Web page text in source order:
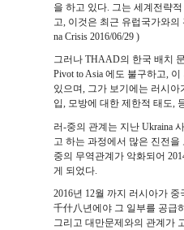
을 하고 있다. 그는 세계전략
고
이것은 최근 유럽국가와
na Crisis 2016/06/29 )
그러나 THAAD의 한국 배치
Pivot to Asia 에도 불구하고, 이
있으며, 그가 보기에는 러시
입, 모방에 대한 제한적 태도,
러-중의 관계는 지난 Ukraina
고 하는 과정에서 많은 진전을
중의 무역관계가 악화되어
게 되었다.
2016년 12월 까지 러시아가
千什八년에야 그 일부를 공급
그리고 대만문제와의 관계가